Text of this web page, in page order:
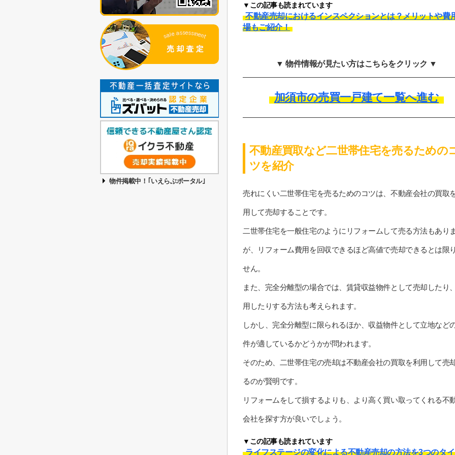
▼この記事も読まれています
不動産売却におけるインスペクションとは？メリットや費
場もご紹介！
▼ 物件情報が見たい方はこちらをクリック ▼
加須市の売買一戸建て一覧へ進む
不動産買取など二世帯住宅を売るための
ツを紹介
売れにくい二世帯住宅を売るためのコツは、不動産会社の買取
用して売却することです。
二世帯住宅を一般住宅のようにリフォームして売る方法もあり
が、リフォーム費用を回収できるほど高値で売却できるとは限
せん。
また、完全分離型の場合では、賃貸収益物件として売却したり
用したりする方法も考えられます。
しかし、完全分離型に限られるほか、収益物件として立地など
件が適しているかどうかが問われます。
そのため、二世帯住宅の売却は不動産会社の買取を利用して売
るのが賢明です。
リフォームをして損するよりも、より高く買い取ってくれる不
会社を探す方が良いでしょう。
▼この記事も読まれています
ライフステージの変化による不動産売却の方法を3つのタ
物件掲載中！｢いえらぶポータル｣